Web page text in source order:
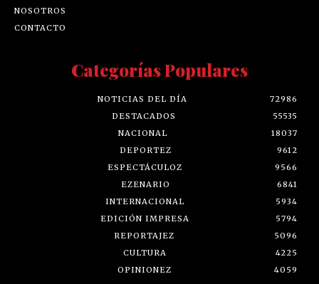
NOSOTROS
CONTACTO
Categorías Populares
NOTICIAS DEL DÍA
72986
DESTACADOS
55535
NACIONAL
18037
DEPORTEZ
9612
ESPECTÁCULOZ
9566
EZENARIO
6841
INTERNACIONAL
5934
EDICIÓN IMPRESA
5794
REPORTAJEZ
5096
CULTURA
4225
OPINIONEZ
4059